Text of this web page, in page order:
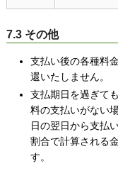
7.3 その他
支払い後の各種料
還いたしません。
支払期日を過ぎて
料の支払いがない
日の翌日から支払
割合で計算される
す。